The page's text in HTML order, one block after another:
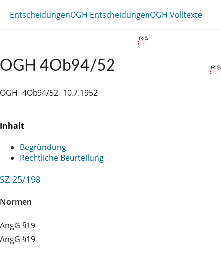
EntscheidungenOGH EntscheidungenOGH Volltexte
OGH 4Ob94/52
OGH 4Ob94/52 10.7.1952
Inhalt
Begründung
Rechtliche Beurteilung
SZ 25/198
Normen
AngG §19
AngG §19